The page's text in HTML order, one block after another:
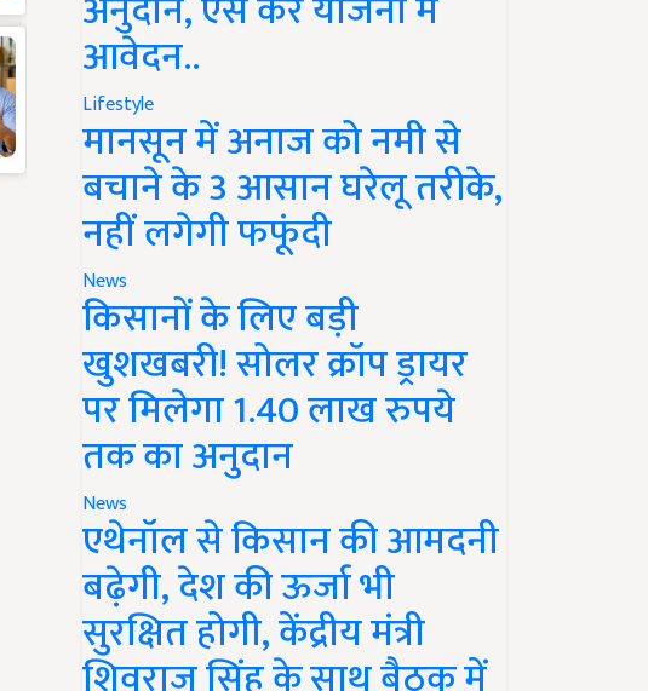
आवेदन..
Lifestyle
मानसून में अनाज को नमी से
बचाने के 3 आसान घरेलू तरीके,
नहीं लगेगी फफूंदी
News
किसानों के लिए बड़ी
खुशखबरी! सोलर क्रॉप ड्रायर
पर मिलेगा 1.40 लाख रुपये
तक का अनुदान
News
एथेनॉल से किसान की आमदनी
बढ़ेगी, देश की ऊर्जा भी
सुरक्षित होगी, केंद्रीय मंत्री